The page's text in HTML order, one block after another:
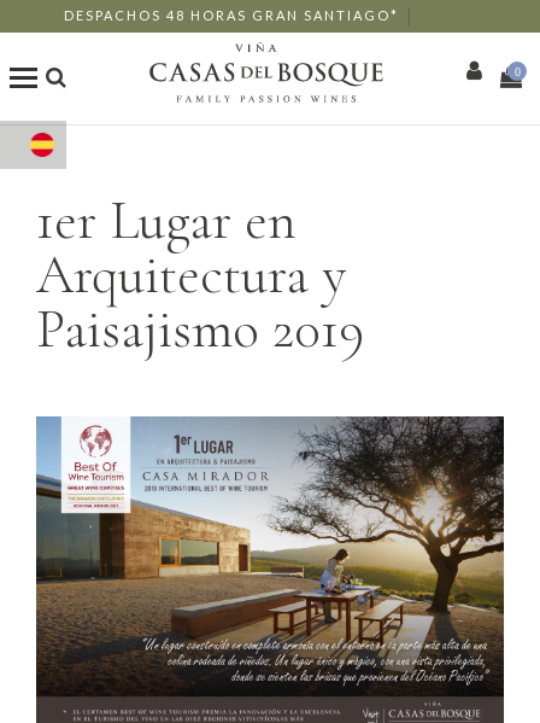
DESPACHOS 48 HORAS GRAN SANTIAGO*
Tienda Online
Nuestros Vinos
Enoturismo
Restaurants
Eventos
Wine Club
0
1er Lugar en
Arquitectura y
Paisajismo 2019